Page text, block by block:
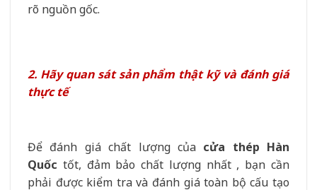
rõ nguồn gốc.
2. Hãy quan sát sản phẩm thật kỹ và đánh giá
thực tế
Để đánh giá chất lượng của cửa thép Hàn
Quốc tốt, đảm bảo chất lượng nhất , bạn cần
phải được kiểm tra và đánh giá toàn bộ cấu tạo